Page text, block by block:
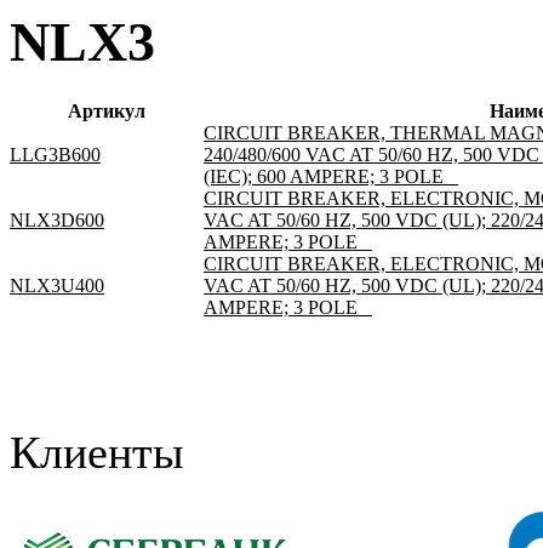
NLX3
Артикул
LLG3B600
CIRCUIT BREAKER, THERMAL
240/480/600 VAC AT 50/60 HZ, 500
(IEC); 600 AMPERE; 3 POLE _
NLX3D600
CIRCUIT BREAKER, ELECTRONIC,
VAC AT 50/60 HZ, 500 VDC (UL); 220/
AMPERE; 3 POLE _
NLX3U400
CIRCUIT BREAKER, ELECTRONIC,
VAC AT 50/60 HZ, 500 VDC (UL); 220/
AMPERE; 3 POLE _
Клиенты